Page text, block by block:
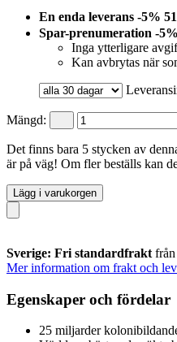
En enda leverans -5%
Spar-prenumeration -5%
Inga ytterligare
Kan avbrytas när
Mängd:
Det finns bara 5 stycken av
är på väg! Om fler beställs kan
Lägg i varukorgen
Sverige: Fri standardfrakt
Mer information om frakt och
Egenskaper och fördelar
25 miljarder